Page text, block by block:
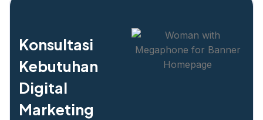
Konsultasi
Kebutuhan
Digital
Marketing